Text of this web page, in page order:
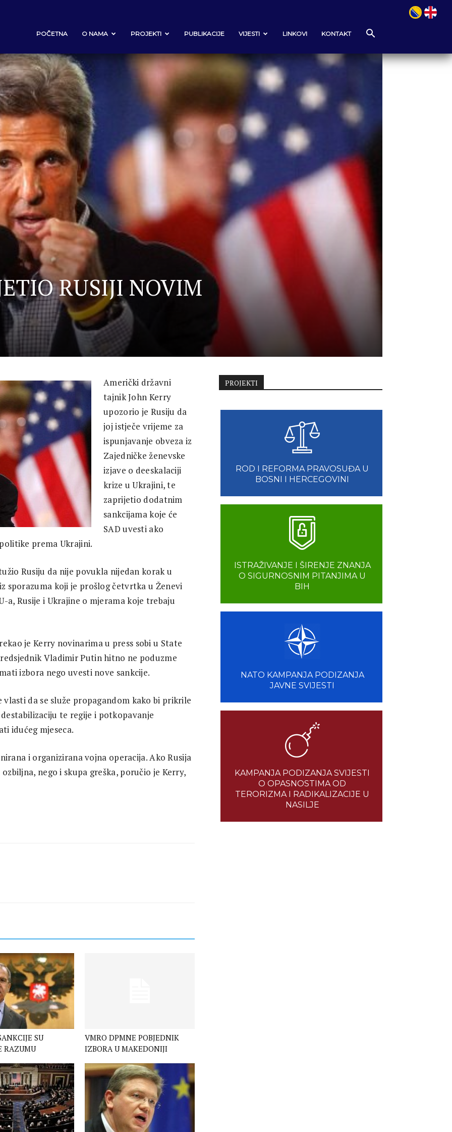
POČETNA O NAMA PROJEKTI PUBLIKACIJE VIJESTI LINKOVI KONTAKT
RUSIJI NOVIM
Američki državni
tajnik John Kerry
upozorio je Rusiju da
joj istječe vrijeme za
ispunjavanje obveza iz
Zajedničke ženevske
izjave o deeskalaciji
krize u Ukrajini, te
zaprijetio dodatnim
sankcijama koje će
SAD uvesti ako
prema Ukrajini.
Rusiju da nije povukla nijedan korak u
sporazuma koji je prošlog četvrtka u Ženevi
a, Rusije i Ukrajine o mjerama koje trebaju
je Kerry novinarima u press sobi u State
Vladimir Putin hitno ne poduzme
izbora nego uvesti nove sankcije.
da se služe propagandom kako bi prikrile
te regije i potkopavanje
idućeg mjeseca.
i organizirana vojna operacija. Ako Rusija
nego i skupa greška, poručio je Kerry,
SU
RAZUMU
VMRO DPMNE POBJEDNIK
IZBORA U MAKEDONIJI
PROJEKTI
ROD I REFORMA PRAVOSUĐA U
BOSNI I HERCEGOVINI
ISTRAŽIVANJE I ŠIRENJE ZNANJA
O SIGURNOSNIM PITANJIMA U
BIH
NATO KAMPANJA PODIZANJA
JAVNE SVIJESTI
KAMPANJA PODIZANJA SVIJESTI
O OPASNOSTIMA OD
TERORIZMA I RADIKALIZACIJE U
NASILJE